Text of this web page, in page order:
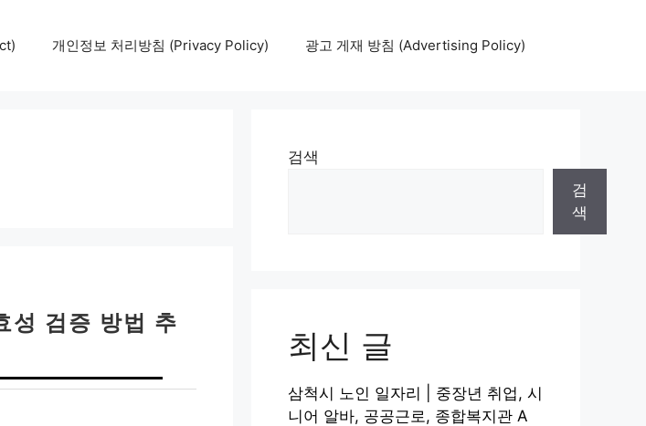
개인정보 처리방침 (Privacy Policy) 광고 게재 방침 (Advertising Policy)
성 검증 방법 추
검색
검
색
최신 글
삼척시 노인 일자리 | 중장년 취업, 시
니어 알바, 공공근로, 종합복지관 A